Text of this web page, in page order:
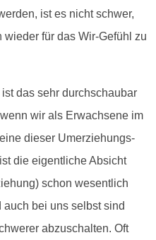
ist es nicht schwer,
für das Wir-Gefühl zu
das sehr durchschaubar
wir als Erwachsene im
dieser Umerziehungs-
die eigentliche Absicht
schon wesentlich
bei uns selbst sind
abzuschalten. Oft